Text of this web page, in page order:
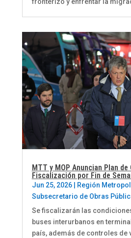
fronterizo y enfrentar la
MTT y MOP Anuncian Plan
Fiscalización por Fin de
Jun 25, 2026| Región
Subsecretario de Obras
Se fiscalizarán las
buses interurbanos en
país, además de controles de